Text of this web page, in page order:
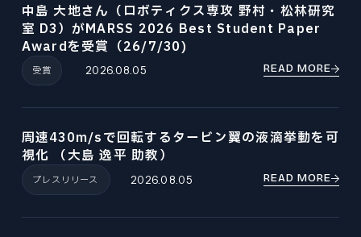
受賞 2026.08.05
中島 大地さん（ロボティクス専攻 野村・松林研究
室 D3）がMARSS 2026 Best Student Paper
Awardを受賞（26/7/30)
READ MORE
プレスリリース 2026.08.05
周速430m/sで回転するタービン翼の液滴挙動を可
視化 （大島 逸平 助教）
READ MORE